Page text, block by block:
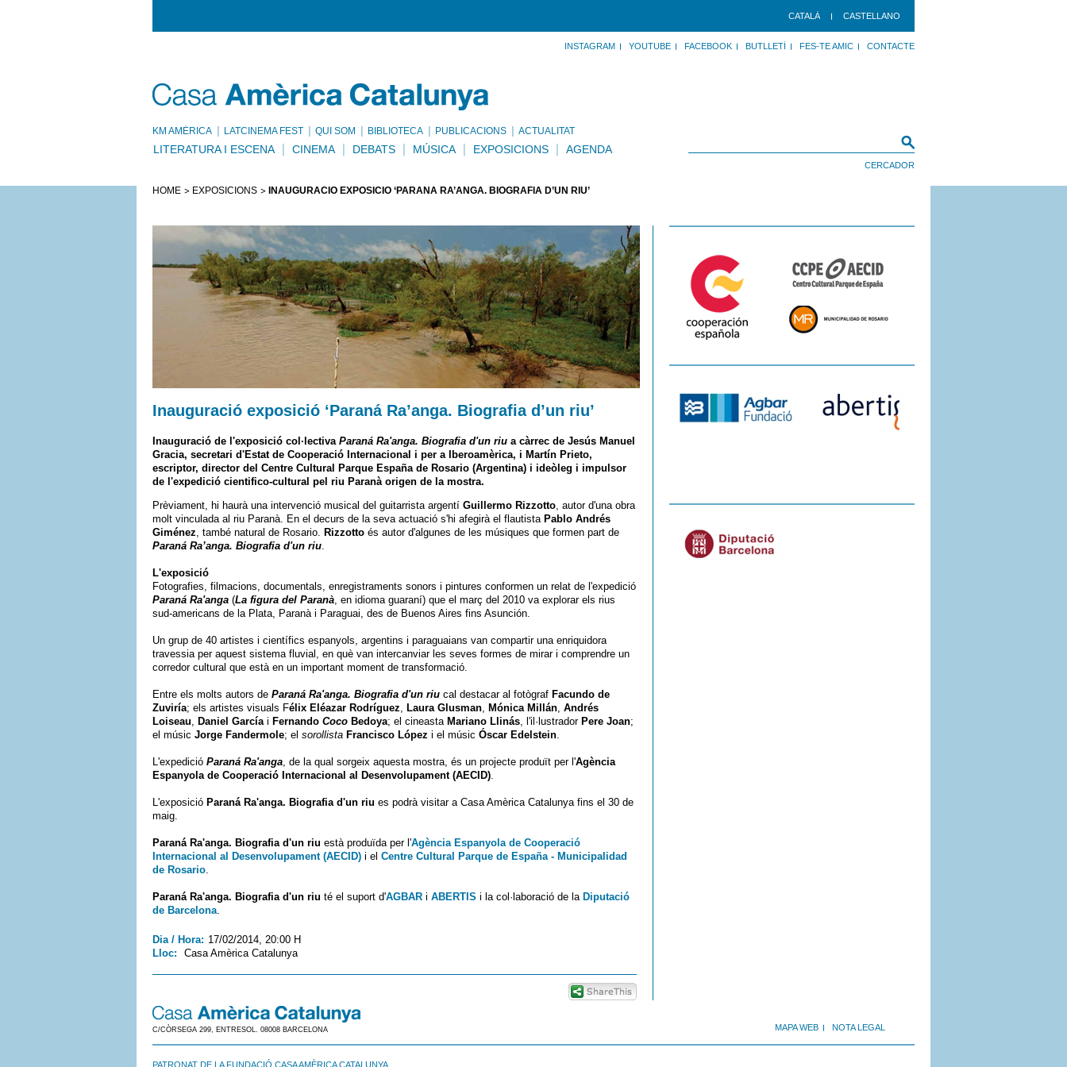
CATALÀ CASTELLANO
INSTAGRAM YOUTUBE FACEBOOK BUTLLETÍ FES-TE AMIC CONTACTE
KM AMÈRICA LATCINEMA FEST QUI SOM BIBLIOTECA PUBLICACIONS ACTUALITAT
LITERATURA I ESCENA CINEMA DEBATS MÚSICA EXPOSICIONS AGENDA
HOME EXPOSICIONS INAUGURACIÓ EXPOSICIÓ ‘PARANÁ RA’ANGA. BIOGRAFIA D’UN RIU’
Inauguració exposició ‘Paraná Ra’anga. Biografia d’un riu’
Inauguració de l'exposició col·lectiva Paraná Ra'anga. Biografia d'un riu a càrrec de Jesús Manuel
Gracia, secretari d'Estat de Cooperació Internacional i per a Iberoamèrica, i Martín Prieto,
escriptor, director del Centre Cultural Parque España de Rosario (Argentina) i ideòleg i impulsor
de l'expedició cientifico-cultural pel riu Paranà origen de la mostra.
Prèviament, hi haurà una intervenció musical del guitarrista argentí Guillermo Rizzotto, autor d'una obra
molt vinculada al riu Paranà. En el decurs de la seva actuació s'hi afegirà el flautista Pablo Andrés
Giménez, també natural de Rosario. Rizzotto és autor d'algunes de les músiques que formen part de
Paraná Ra’anga. Biografia d'un riu.
L'exposició
Fotografies, filmacions, documentals, enregistraments sonors i pintures conformen un relat de l'expedició
Paraná Ra'anga (La figura del Paranà, en idioma guaraní) que el març del 2010 va explorar els rius
sud-americans de la Plata, Paranà i Paraguai, des de Buenos Aires fins Asunción.
Un grup de 40 artistes i científics espanyols, argentins i paraguaians van compartir una enriquidora
travessia per aquest sistema fluvial, en què van intercanviar les seves formes de mirar i comprendre un
corredor cultural que està en un important moment de transformació.
Entre els molts autors de Paraná Ra'anga. Biografia d'un riu cal destacar al fotògraf Facundo de
Zuviría; els artistes visuals Félix Eléazar Rodríguez, Laura Glusman, Mónica Millán, Andrés
Loiseau, Daniel Garcíai Fernando Coco Bedoya; el cineasta Mariano Llinás, l'il·lustrador Pere Joan;
el músic Jorge Fandermole; el sorollista Francisco López i el músic Óscar Edelstein.
L'expedició Paraná Ra'anga, de la qual sorgeix aquesta mostra, és un projecte produït per l'Agència
Espanyola de Cooperació Internacional al Desenvolupament (AECID).
L'exposició Paraná Ra'anga. Biografia d'un riu es podrà visitar a Casa Amèrica Catalunya fins el 30 de
maig.
Paraná Ra'anga. Biografia d'un riu està produïda per l'Agència Espanyola de Cooperació
Internacional al Desenvolupament (AECID) i el Centre Cultural Parque de España - Municipalidad
de Rosario.
Paraná Ra'anga. Biografia d'un riu té el suport d'AGBAR i ABERTIS i la col·laboració de la Diputació
de Barcelona.
Dia / Hora: 17/02/2014, 20:00 H
Lloc:
Casa Amèrica Catalunya
MAPA WEB NOTA LEGAL
C/CÒRSEGA 299, ENTRESOL. 08008 BARCELONA
PATRONAT DE LA FUNDACIÓ CASA AMÈRICA CATALUNYA